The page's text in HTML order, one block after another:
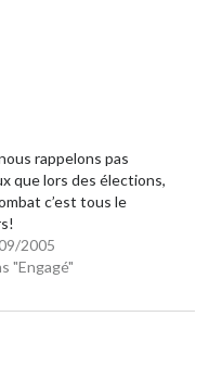
rappelons pas
que lors des élections,
c’est tous le
2005
"Engagé"